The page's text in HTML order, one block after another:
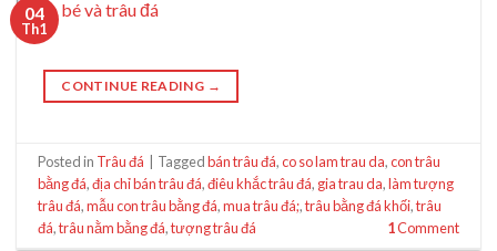
04
Th1
CONTINUE READING →
Posted in Trâu đá Taggedbán trâu đá,co so lam trau da,con trâu
bằng đá,địa chỉ bán trâu đá,điêu khắc trâu đá, gia trau da,làm tượng
trâu đá,mẫu con trâu bằng đá,mua trâu đá;,trâu bằng đá khối,trâu
đá,trâu nằm bằng đá,tượng trâu đá 1Comment